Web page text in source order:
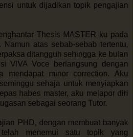
untuk dijadikan topik pengajian
Thesis MASTER ku pada
Namun atas sebab-sebab tertentu,
ditangguh sehingga ke bulan
VIVA Voce berlangsung dengan
mendapat minor correction. Aku
sehaja untuk menyiapkan
habes master, aku melapor diri
sebagai seorang Tutor.
PHD, dengan membuat banyak
menemui satu topik yang